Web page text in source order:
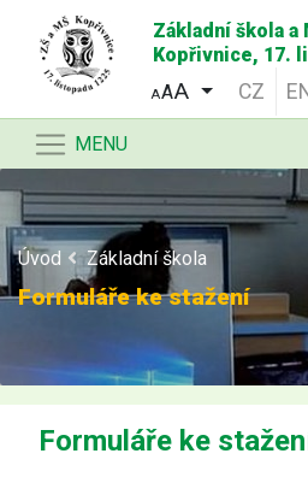
Základní škola a
Kopřivnice, 17.
AA CZ EN
MENU
Úvod Základní škola
Formuláře ke stažení
Formuláře ke